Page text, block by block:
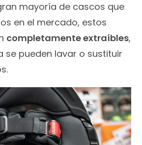
mayoría de cascos que
en el mercado, estos
completamente extraíbles,
se pueden lavar o sustituir